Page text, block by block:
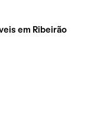
em Ribeirão